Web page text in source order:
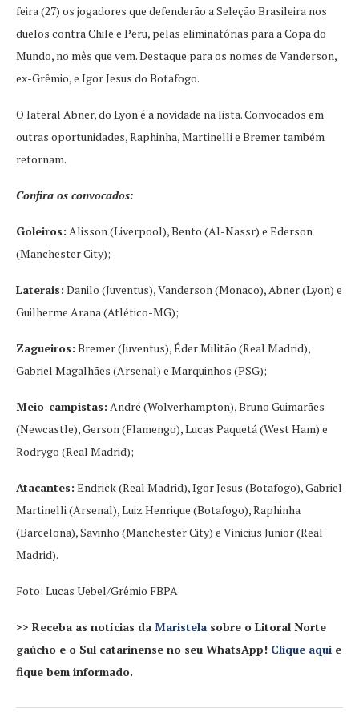
feira (27) os jogadores que defenderão a Seleção Brasileira nos
duelos contra Chile e Peru, pelas eliminatórias para a Copa do
Mundo, no mês que vem. Destaque para os nomes de Vanderson,
ex-Grêmio, e Igor Jesus do Botafogo.
O lateral Abner, do Lyon é a novidade na lista. Convocados em
outras oportunidades, Raphinha, Martinelli e Bremer também
retornam.
Confira os convocados:
Goleiros: Alisson (Liverpool), Bento (Al-Nassr) e Ederson
(Manchester City);
Laterais: Danilo (Juventus), Vanderson (Monaco), Abner (Lyon) e
Guilherme Arana (Atlético-MG);
Zagueiros: Bremer (Juventus), Éder Militão (Real Madrid),
Gabriel Magalhães (Arsenal) e Marquinhos (PSG);
Meio-campistas: André (Wolverhampton), Bruno Guimarães
(Newcastle), Gerson (Flamengo), Lucas Paquetá (West Ham) e
Rodrygo (Real Madrid);
Atacantes: Endrick (Real Madrid), Igor Jesus (Botafogo), Gabriel
Martinelli (Arsenal), Luiz Henrique (Botafogo), Raphinha
(Barcelona), Savinho (Manchester City) e Vinicius Junior (Real
Madrid).
Foto: Lucas Uebel/Grêmio FBPA
>> Receba as notícias da Maristela sobre o Litoral Norte
gaúcho e o Sul catarinense no seu WhatsApp! Clique aqui e
fique bem informado.